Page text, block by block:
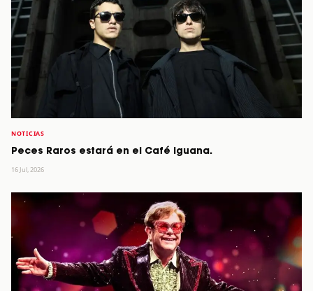
NOTICIAS
Peces Raros estará en el Café Iguana.
16 Jul, 2026